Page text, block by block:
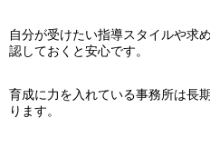
自分が受けたい指導スタイルや求
認しておくと安心です。
育成に力を入れている事務所は長
ります。